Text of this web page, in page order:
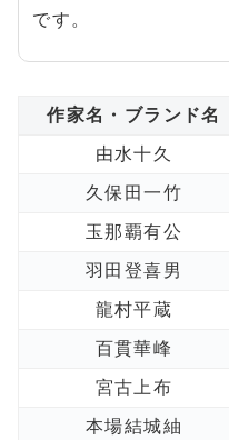
です。
作家名・ブランド名
由水十久
久保田一竹
玉那覇有公
羽田登喜男
龍村平蔵
百貫華峰
宮古上布
本場結城紬